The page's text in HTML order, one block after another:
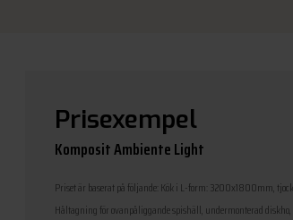
Prisexempel
Komposit Ambiente Light
Priset är baserat på följande: Kök i L-form: 3200x1800mm,
Håltagning för ovanpåliggande spishäll, undermonterad diskho,